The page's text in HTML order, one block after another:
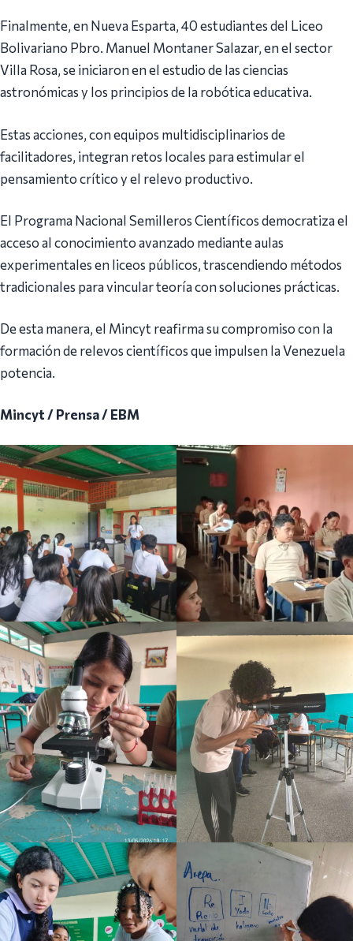
Finalmente, en Nueva Esparta, 40 estudiantes del Liceo
Bolivariano Pbro. Manuel Montaner Salazar, en el sector
Villa Rosa, se iniciaron en el estudio de las ciencias
astronómicas y los principios de la robótica educativa.
Estas acciones, con equipos multidisciplinarios de
facilitadores, integran retos locales para estimular el
pensamiento crítico y el relevo productivo.
El Programa Nacional Semilleros Científicos democratiza el
acceso al conocimiento avanzado mediante aulas
experimentales en liceos públicos, trascendiendo métodos
tradicionales para vincular teoría con soluciones prácticas.
De esta manera, el Mincyt reafirma su compromiso con la
formación de relevos científicos que impulsen la Venezuela
potencia.
Mincyt / Prensa / EBM